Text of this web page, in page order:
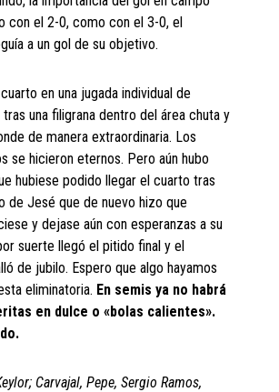
con el 2-0, como con el 3-0, el
a un gol de su objetivo.
en una jugada individual de
tras una filigrana dentro del área chuta y
de manera extraordinaria. Los
se hicieron eternos. Pero aún hubo
hubiese podido llegar el cuarto tras
de Jesé que de nuevo hizo que
y dejase aún con esperanzas a su
suerte llegó el pitido final y el
de jubilo. Espero que algo hayamos
eliminatoria. En semis ya no habrá
en dulce o «bolas calientes».
Carvajal, Pepe, Sergio Ramos,